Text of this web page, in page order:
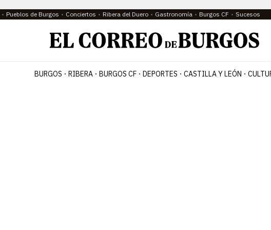
Pueblos de Burgos Conciertos Ribera del Duero Gastronomía Burgos CF Sucesos
BURGOS RIBERA BURGOS CF DEPORTES CASTILLA Y LEÓN